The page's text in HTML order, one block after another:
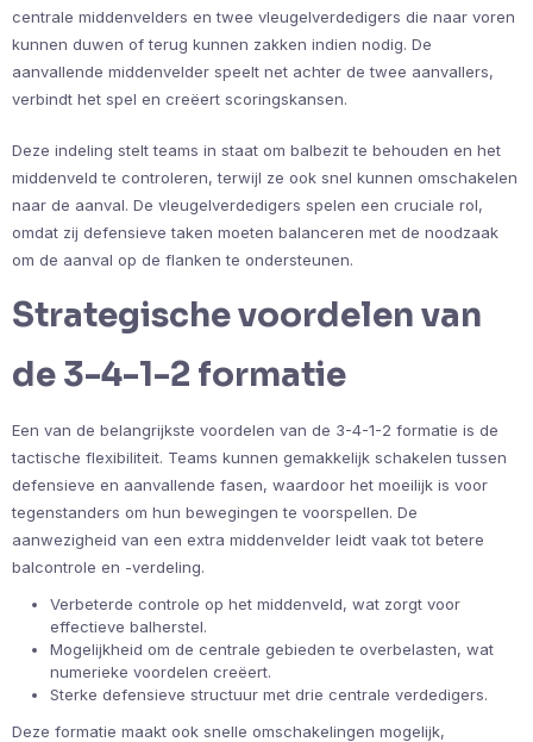
centrale middenvelders en twee vleugelverdedigers die naar voren
kunnen duwen of terug kunnen zakken indien nodig. De
aanvallende middenvelder speelt net achter de twee aanvallers,
verbindt het spel en creëert scoringskansen.
Deze indeling stelt teams in staat om balbezit te behouden en het
middenveld te controleren, terwijl ze ook snel kunnen omschakelen
naar de aanval. De vleugelverdedigers spelen een cruciale rol,
omdat zij defensieve taken moeten balanceren met de noodzaak
om de aanval op de flanken te ondersteunen.
Strategische voordelen van
de 3-4-1-2 formatie
Een van de belangrijkste voordelen van de 3-4-1-2 formatie is de
tactische flexibiliteit. Teams kunnen gemakkelijk schakelen tussen
defensieve en aanvallende fasen, waardoor het moeilijk is voor
tegenstanders om hun bewegingen te voorspellen. De
aanwezigheid van een extra middenvelder leidt vaak tot betere
balcontrole en -verdeling.
Verbeterde controle op het middenveld, wat zorgt voor
effectieve balherstel.
Mogelijkheid om de centrale gebieden te overbelasten, wat
numerieke voordelen creëert.
Sterke defensieve structuur met drie centrale verdedigers.
Deze formatie maakt ook snelle omschakelingen mogelijk,